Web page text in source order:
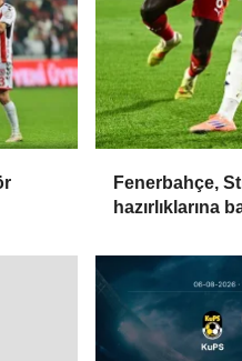
Fenerbahçe,
hazırlıklarına